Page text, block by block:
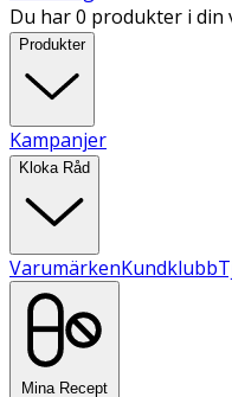
Du har 0 produkter i din
Produkter
Kampanjer
Kloka Råd
VarumärkenKundklubb
Mina Recept